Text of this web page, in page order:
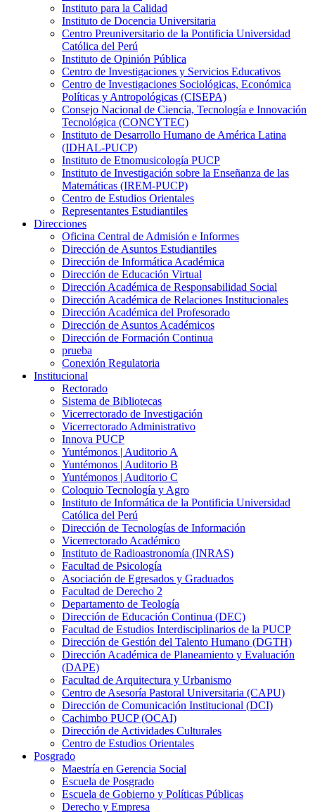
Instituto para la Calidad
Instituto de Docencia Universitaria
Centro Preuniversitario de la Pontificia Universidad
Católica del Perú
Instituto de Opinión Pública
Centro de Investigaciones y Servicios Educativos
Centro de Investigaciones Sociológicas, Económica
Políticas y Antropológicas (CISEPA)
Consejo Nacional de Ciencia, Tecnología e Innovación
Tecnológica (CONCYTEC)
Instituto de Desarrollo Humano de América Latina
(IDHAL-PUCP)
Instituto de Etnomusicología PUCP
Instituto de Investigación sobre la Enseñanza de las
Matemáticas (IREM-PUCP)
Centro de Estudios Orientales
Representantes Estudiantiles
Direcciones
Oficina Central de Admisión e Informes
Dirección de Asuntos Estudiantiles
Dirección de Informática Académica
Dirección de Educación Virtual
Dirección Académica de Responsabilidad Social
Dirección Académica de Relaciones Institucionales
Dirección Académica del Profesorado
Dirección de Asuntos Académicos
Dirección de Formación Continua
prueba
Conexión Regulatoria
Institucional
Rectorado
Sistema de Bibliotecas
Vicerrectorado de Investigación
Vicerrectorado Administrativo
Innova PUCP
Yuntémonos | Auditorio A
Yuntémonos | Auditorio B
Yuntémonos | Auditorio C
Coloquio Tecnología y Agro
Instituto de Informática de la Pontificia Universidad
Católica del Perú
Dirección de Tecnologías de Información
Vicerrectorado Académico
Instituto de Radioastronomía (INRAS)
Facultad de Psicología
Asociación de Egresados y Graduados
Facultad de Derecho 2
Departamento de Teología
Dirección de Educación Continua (DEC)
Facultad de Estudios Interdisciplinarios de la PUCP
Dirección de Gestión del Talento Humano (DGTH)
Dirección Académica de Planeamiento y Evaluación
(DAPE)
Facultad de Arquitectura y Urbanismo
Centro de Asesoría Pastoral Universitaria (CAPU)
Dirección de Comunicación Institucional (DCI)
Cachimbo PUCP (OCAI)
Dirección de Actividades Culturales
Centro de Estudios Orientales
Posgrado
Maestría en Gerencia Social
Escuela de Posgrado
Escuela de Gobierno y Políticas Públicas
Derecho y Empresa